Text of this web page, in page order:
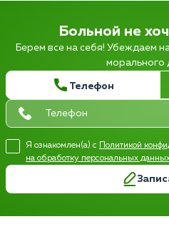
Больной не
Берем все на себя! Убеждаем
морального
Телефон
Я ознакомлен(а) с Политикой
на обработку персональных